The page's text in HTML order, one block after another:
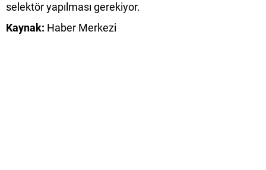
selektör yapılması gerekiyor.
Kaynak: Haber Merkezi